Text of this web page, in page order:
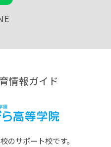
情報ガイド
のサポート校です。